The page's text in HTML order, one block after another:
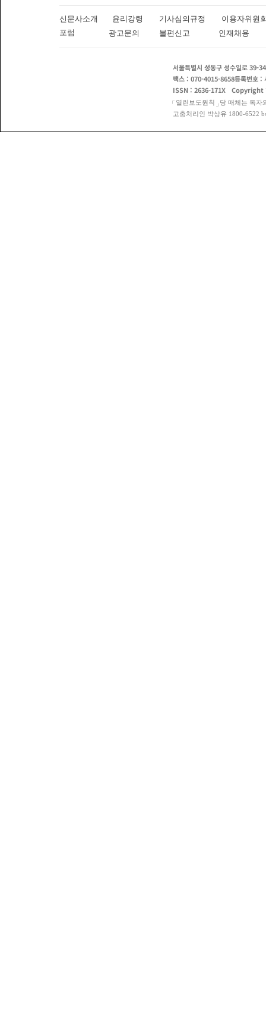
국에서 석
려면 전략
지정보청
신문사소개 윤리강령 기사심의규정 이용자위
포럼
광고문의 불편신고 인재채용
서울특별시 성동구 성수일로 39-
팩스 : 070-4015-8658등록번호 :
ISSN : 2636-171X
Copyright
열린보도원칙 당 매체는 독자
고충처리인 박상유 1800-6522